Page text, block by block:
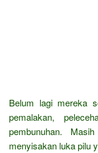
Belum lagi mereka
pemalakan,
pembunuhan.
menyisakan luka pilu